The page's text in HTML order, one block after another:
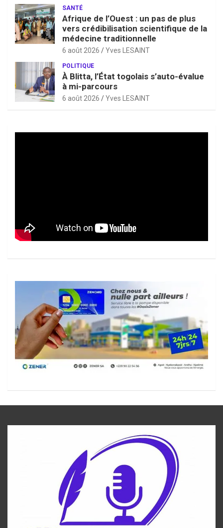
SANTÉ
Afrique de l’Ouest : un pas de plus
vers crédibilisation scientifique de la
médecine traditionnelle
6 août 2026 Yves LESAINT
POLITIQUE
À Blitta, l’État togolais s’auto-évalue
à mi-parcours
6 août 2026 Yves LESAINT